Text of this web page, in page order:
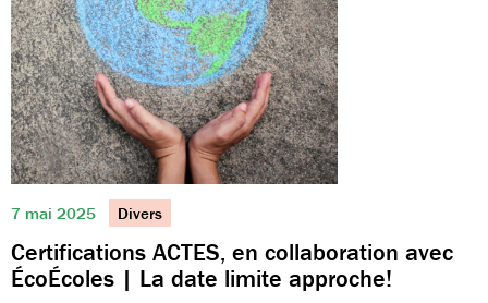
7 mai 2025 Divers
Certifications ACTES, en collaboration avec
ÉcoÉcoles | La date limite approche!